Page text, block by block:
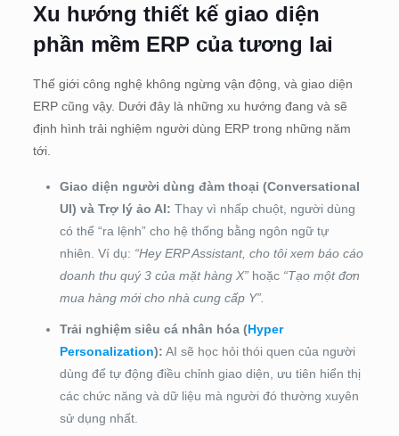
Xu hướng thiết kế giao diện
phần mềm ERP của tương lai
Thế giới công nghệ không ngừng vận động, và giao diện
ERP cũng vậy. Dưới đây là những xu hướng đang và sẽ
định hình trải nghiệm người dùng ERP trong những năm
tới.
Giao diện người dùng đàm thoại (Conversational
UI) và Trợ lý ảo AI: Thay vì nhấp chuột, người dùng
có thể “ra lệnh” cho hệ thống bằng ngôn ngữ tự
nhiên. Ví dụ: “Hey ERP Assistant, cho tôi xem báo cáo
doanh thu quý 3 của mặt hàng X”hoặc “Tạo một đơn
mua hàng mới cho nhà cung cấp Y”.
Trải nghiệm siêu cá nhân hóa (Hyper
Personalization): AI sẽ học hỏi thói quen của người
dùng để tự động điều chỉnh giao diện, ưu tiên hiển thị
các chức năng và dữ liệu mà người đó thường xuyên
sử dụng nhất.